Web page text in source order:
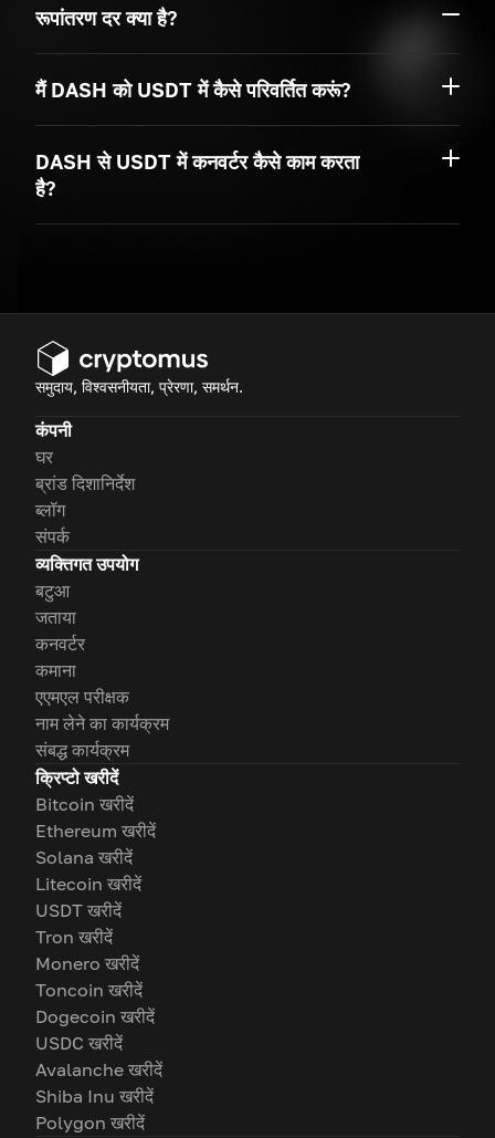
रूपांतरण दर क्या है?
मैं DASH को USDT में कैसे परिवर्तित करूं?
DASH से USDT में कनवर्टर कैसे काम करता
है?
समुदाय, विश्वसनीयता, प्रेरणा, समर्थन.
कंपनी
घर
ब्रांड दिशानिर्देश
ब्लॉग
संपर्क
व्यक्तिगत उपयोग
बटुआ
जताया
कनवर्टर
कमाना
एएमएल परीक्षक
नाम लेने का कार्यक्रम
संबद्ध कार्यक्रम
क्रिप्टो खरीदें
Bitcoin खरीदें
Ethereum खरीदें
Solana खरीदें
Litecoin खरीदें
USDT खरीदें
Tron खरीदें
Monero खरीदें
Toncoin खरीदें
Dogecoin खरीदें
USDC खरीदें
Avalanche खरीदें
Shiba Inu खरीदें
Polygon खरीदें